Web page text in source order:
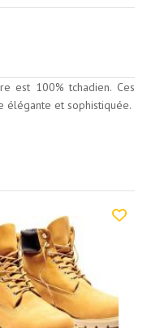
est 100% tchadien. Ces
élégante et sophistiquée.